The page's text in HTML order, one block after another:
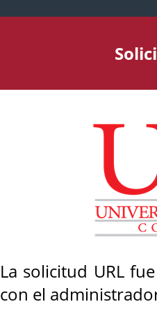
La solicitud URL
con el